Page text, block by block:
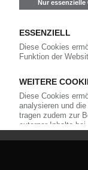
Mehr als 3.000